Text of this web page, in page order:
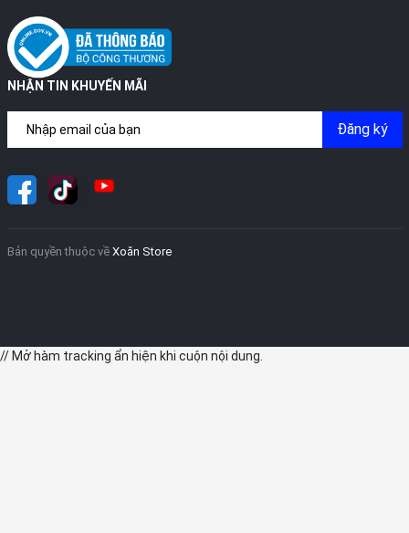
NHẬN TIN KHUYẾN MÃI
Đăng ký
Bản quyền thuộc về Xoăn Store
// Mở hàm tracking ẩn hiện khi cuộn nội dung.